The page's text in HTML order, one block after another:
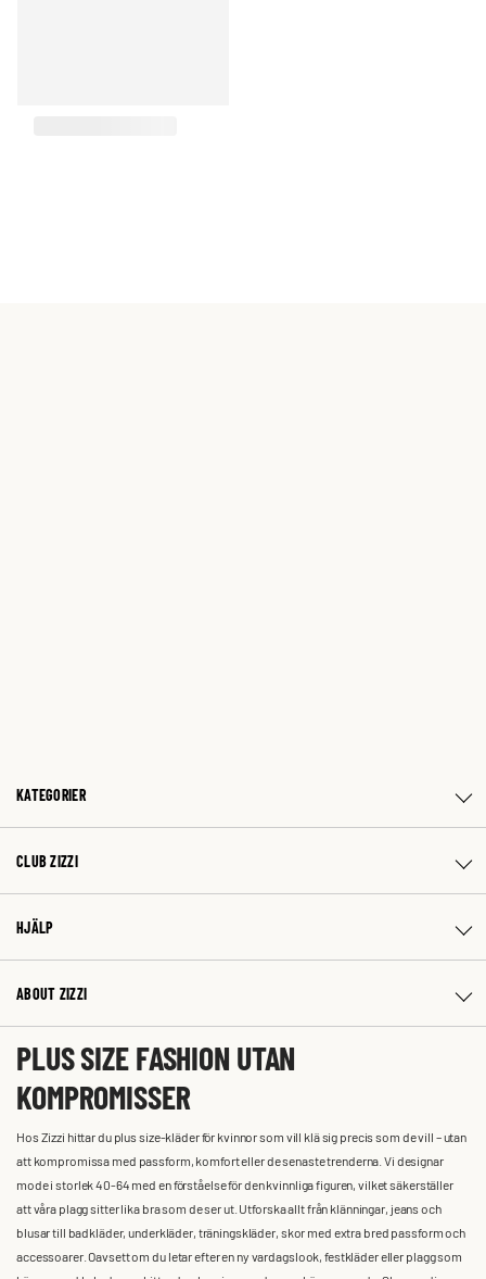
KATEGORIER
CLUB ZIZZI
HJÄLP
ABOUT ZIZZI
PLUS SIZE FASHION UTAN
KOMPROMISSER
Hos Zizzi hittar du plus size-kläder för kvinnor som vill klä sig precis som de vill – utan
att kompromissa med passform, komfort eller de senaste trenderna. Vi designar
mode i storlek 40-64 med en förståelse för den kvinnliga figuren, vilket säkerställer
att våra plagg sitter lika bra som de ser ut. Utforska allt från klänningar, jeans och
blusar till badkläder, underkläder, träningskläder, skor med extra bred passform och
accessoarer. Oavsett om du letar efter en ny vardagslook, festkläder eller plagg som